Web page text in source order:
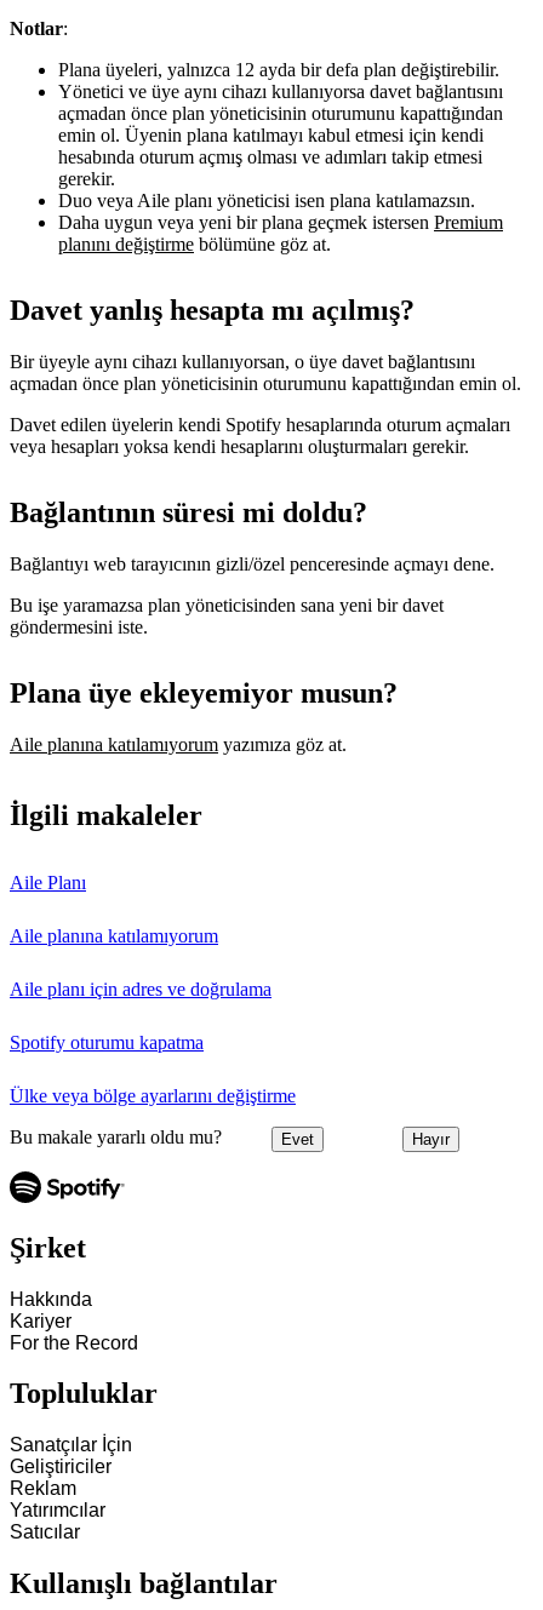
Notlar:
Plana üyeleri, yalnızca 12 ayda bir defa plan değiştirebilir.
Yönetici ve üye aynı cihazı kullanıyorsa davet bağlantısını
açmadan önce plan yöneticisinin oturumunu kapattığından
emin ol. Üyenin plana katılmayı kabul etmesi için kendi
hesabında oturum açmış olması ve adımları takip etmesi
gerekir.
Duo veya Aile planı yöneticisi isen plana katılamazsın.
Daha uygun veya yeni bir plana geçmek istersen Premium
planını değiştirme bölümüne göz at.
Davet yanlış hesapta mı açılmış?
Bir üyeyle aynı cihazı kullanıyorsan, o üye davet bağlantısını
açmadan önce plan yöneticisinin oturumunu kapattığından emin ol.
Davet edilen üyelerin kendi Spotify hesaplarında oturum açmaları
veya hesapları yoksa kendi hesaplarını oluşturmaları gerekir.
Bağlantının süresi mi doldu?
Bağlantıyı web tarayıcının gizli/özel penceresinde açmayı dene.
Bu işe yaramazsa plan yöneticisinden sana yeni bir davet
göndermesini iste.
Plana üye ekleyemiyor musun?
Aile planına katılamıyorum yazımıza göz at.
İlgili makaleler
Aile Planı
Aile planına katılamıyorum
Aile planı için adres ve doğrulama
Spotify oturumu kapatma
Ülke veya bölge ayarlarını değiştirme
Bu makale yararlı oldu mu? Evet Hayır
Şirket
Hakkında
Kariyer
For the Record
Topluluklar
Sanatçılar İçin
Geliştiriciler
Reklam
Yatırımcılar
Satıcılar
Kullanışlı bağlantılar